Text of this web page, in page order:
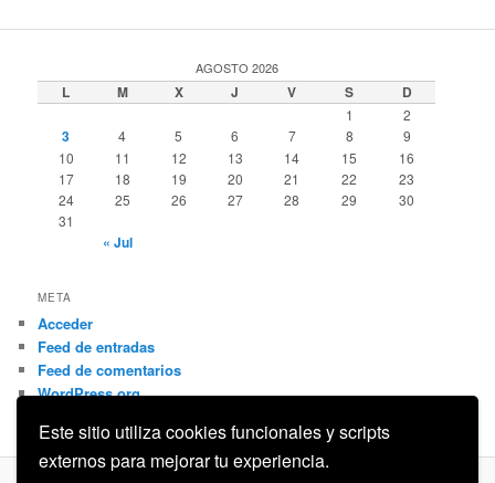
Este sitio utiliza cookies funcionales y scripts
externos para mejorar tu experiencia.
AGOSTO 2026
L M X J V S D
1 2
3 4 5 6 7 8
9
10
11 12 13 14 15
16
17
18 19 20 21 22
23
24
25 26 27 28 29
30
31
« Jul
META
Acceder
Feed de entradas
Feed de comentarios
WordPress.org